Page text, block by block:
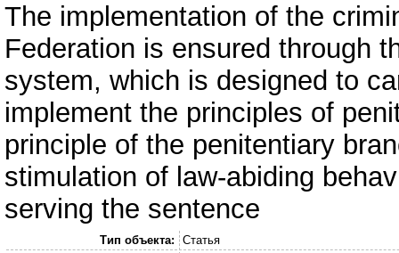
The implementation of the
Federation is ensured through
system, which is designed to
implement the principles of
principle of the penitentiary
stimulation of law-abiding
serving the sentence
Тип объекта:
Статья